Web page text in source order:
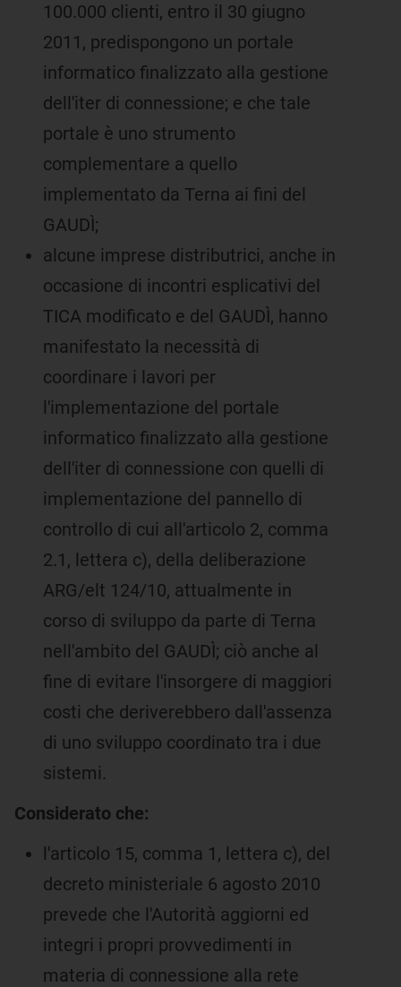
100.000 clienti, entro il 30 giugno
2011, predispongono un portale
informatico finalizzato alla gestione
dell'iter di connessione; e che tale
portale è uno strumento
complementare a quello
implementato da Terna ai fini del
GAUDÌ;
alcune imprese distributrici, anche in
occasione di incontri esplicativi del
TICA modificato e del GAUDÌ, hanno
manifestato la necessità di
coordinare i lavori per
l'implementazione del portale
informatico finalizzato alla gestione
dell'iter di connessione con quelli di
implementazione del pannello di
controllo di cui all'articolo 2, comma
2.1, lettera c), della deliberazione
ARG/elt 124/10, attualmente in
corso di sviluppo da parte di Terna
nell'ambito del GAUDÌ; ciò anche al
fine di evitare l'insorgere di maggiori
costi che deriverebbero dall'assenza
di uno sviluppo coordinato tra i due
sistemi.
Considerato che:
l'articolo 15, comma 1, lettera c), del
decreto ministeriale 6 agosto 2010
prevede che l'Autorità aggiorni ed
integri i propri provvedimenti in
materia di connessione alla rete